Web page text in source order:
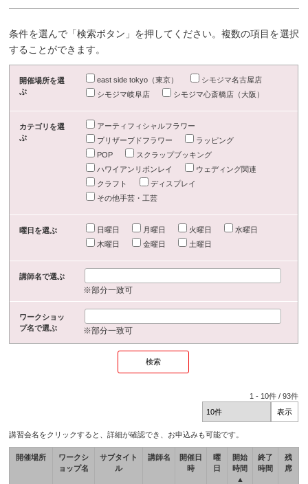
条件を選んで「検索ボタン」を押してください。複数の項目を選択
することができます。
開催場所を選
ぶ
east side tokyo（東京）
シモジマ名古屋店
シモジマ岐阜店
シモジマ心斎橋店（大阪）
カテゴリを選
ぶ
アーティフィシャルフラワー
プリザーブドフラワー
ラッピング
POP
スクラップブッキング
ハワイアンリボンレイ
ウェディング関連
クラフト
ディスプレイ
その他手芸・工芸
曜日を選ぶ 日曜日 月曜日 火曜日
水曜日
木曜日
金曜日 土曜日
講師名で選ぶ
※部分一致可
ワークショッ
プ名で選ぶ
※部分一致可
1 - 10件 /93件
講習会名をクリックすると、詳細が確認でき、お申込みも可能です。
開催場所
ワークシ
ョップ名
サブタイト
ル
講師名
開催日
時
曜
日
開始
時間
▲
終了
時間
残
席